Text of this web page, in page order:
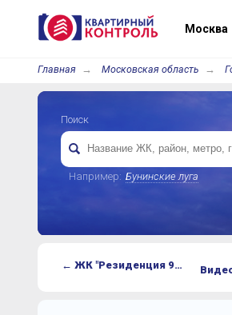
Москва
Главная Московская область
Поиск
Например: Бунинские луга
← ЖК "Резиденция 9-18"